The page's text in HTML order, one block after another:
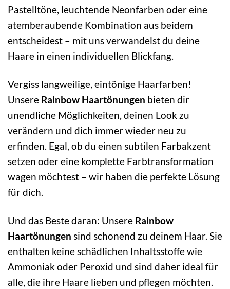
Pastelltöne, leuchtende Neonfarben oder eine
atemberaubende Kombination aus beidem
entscheidest – mit uns verwandelst du deine
Haare in einen individuellen Blickfang.
Vergiss langweilige, eintönige Haarfarben!
Unsere Rainbow Haartönungen bieten dir
unendliche Möglichkeiten, deinen Look zu
verändern und dich immer wieder neu zu
erfinden. Egal, ob du einen subtilen Farbakzent
setzen oder eine komplette Farbtransformation
wagen möchtest – wir haben die perfekte Lösung
für dich.
Und das Beste daran: Unsere Rainbow
Haartönungen sind schonend zu deinem Haar. Sie
enthalten keine schädlichen Inhaltsstoffe wie
Ammoniak oder Peroxid und sind daher ideal für
alle, die ihre Haare lieben und pflegen möchten.